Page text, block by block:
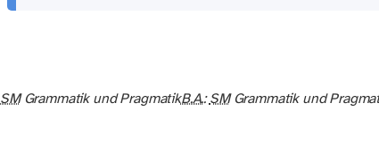
SMGrammatik und PragmatikB.A.:SMGrammatik und